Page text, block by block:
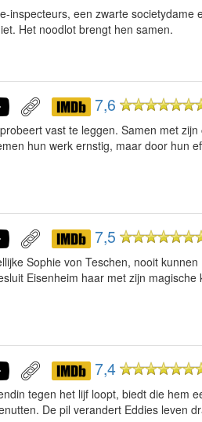
inspecteurs, een zwarte societydame
Het noodlot brengt hen samen.
7,6
vast te leggen. Samen met zijn
hun werk ernstig, maar door hun
7,5
Sophie von Teschen, nooit kunnen
Eisenheim haar met zijn magische
7,4
tegen het lijf loopt, biedt die hem
De pil verandert Eddies leven